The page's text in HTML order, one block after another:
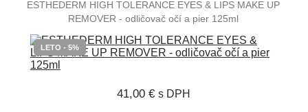
ESTHEDERM HIGH TOLERANCE EYES & LIPS MAKE UP
REMOVER - odličovač očí a pier 125ml
LETO - 5%
41,00 € s DPH